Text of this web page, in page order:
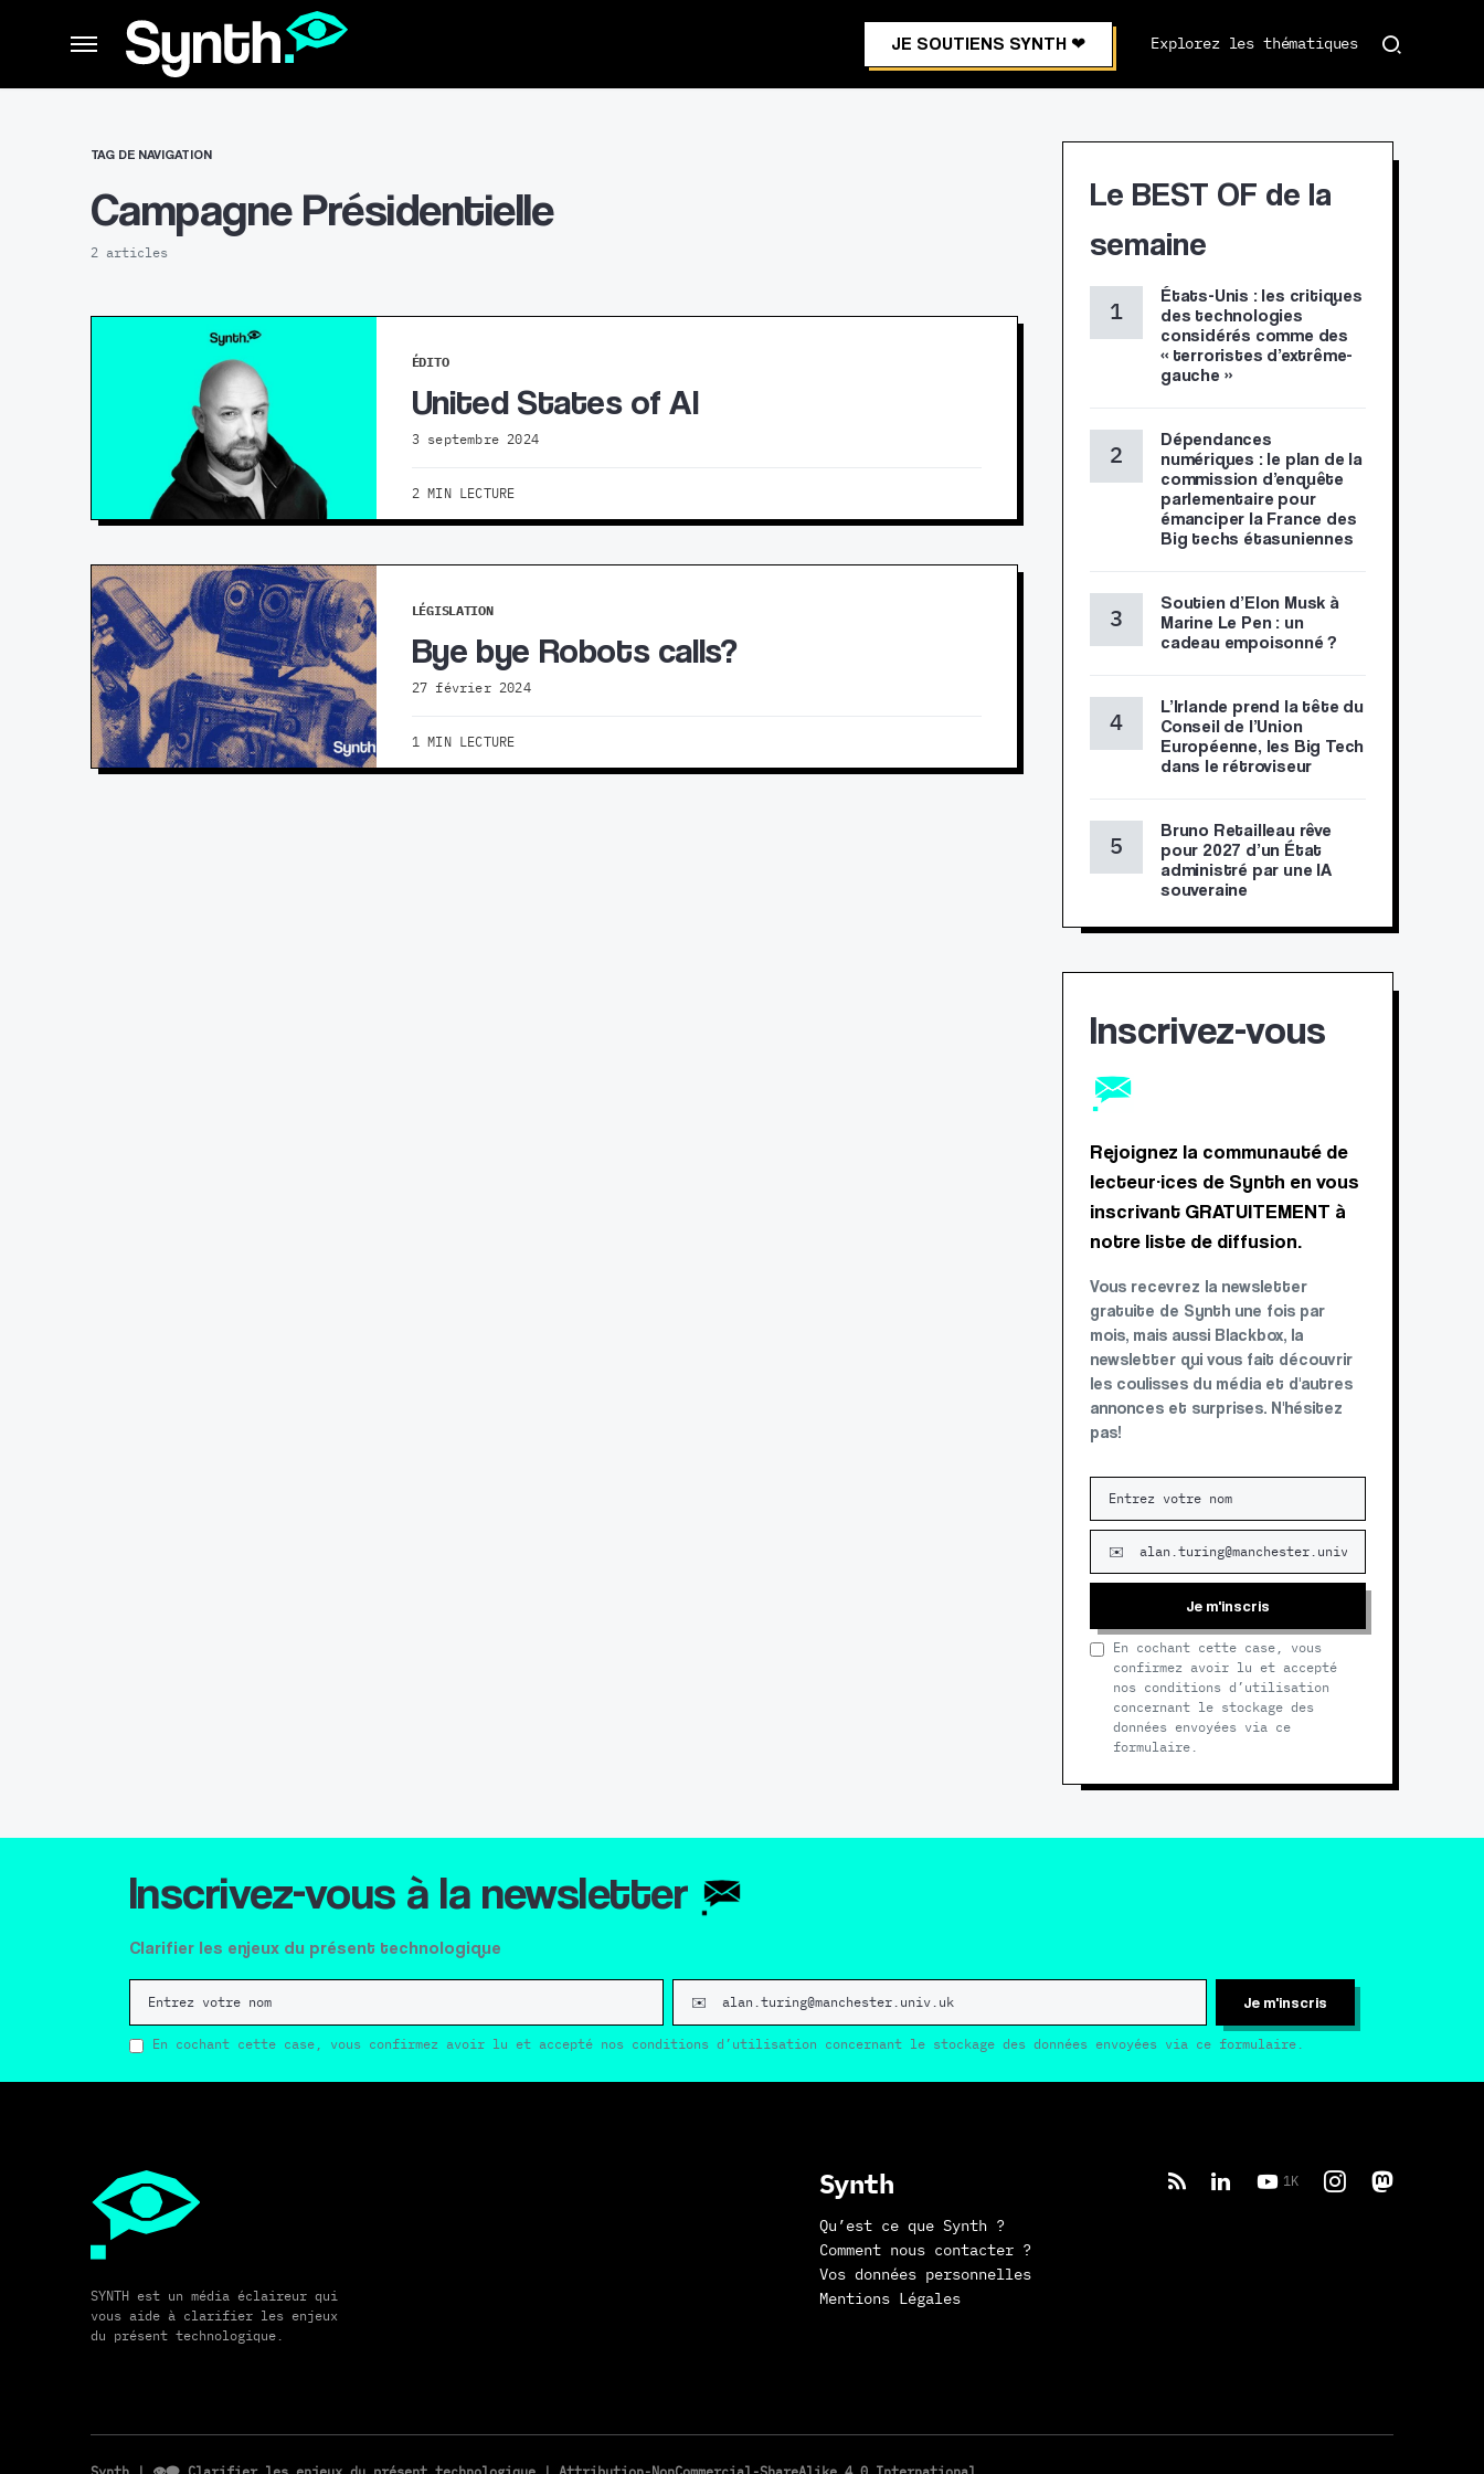
JE SOUTIENS SYNTH ❤︎ Explorez les thématiques
TAG DE NAVIGATION
Campagne Présidentielle
2 articles
ÉDITO
United States of AI
3 septembre 2024
2 MIN LECTURE
LÉGISLATION
Bye bye Robots calls?
27 février 2024
1 MIN LECTURE
Le BEST OF de la
semaine
États-Unis : les critiques
des technologies
considérés comme des
« terroristes d’extrême-
gauche »
Dépendances
numériques : le plan de la
commission d’enquête
parlementaire pour
émanciper la France des
Big techs étasuniennes
Soutien d’Elon Musk à
Marine Le Pen : un
cadeau empoisonné ?
L’Irlande prend la tête du
Conseil de l’Union
Européenne, les Big Tech
dans le rétroviseur
Bruno Retailleau rêve
pour 2027 d’un État
administré par une IA
souveraine
Inscrivez-vous
Rejoignez la communauté de
lecteur·ices de Synth en vous
inscrivant GRATUITEMENT à
notre liste de diffusion.
Vous recevrez la newsletter
gratuite de Synth une fois par
mois, mais aussi Blackbox, la
newsletter qui vous fait découvrir
les coulisses du média et d'autres
annonces et surprises. N'hésitez
pas!
Je m'inscris
En cochant cette case, vous
confirmez avoir lu et accepté
nos conditions d’utilisation
concernant le stockage des
données envoyées via ce
formulaire.
Inscrivez-vous à la newsletter
Clarifier les enjeux du présent technologique
Je m'inscris
En cochant cette case, vous confirmez avoir lu et accepté nos conditions d’utilisation concernant le stockage des données envoyées via ce formulaire.
SYNTH est un média éclaireur qui
vous aide à clarifier les enjeux
du présent technologique.
Synth
Qu’est ce que Synth ?
Comment nous contacter ?
Vos données personnelles
Mentions Légales
1K